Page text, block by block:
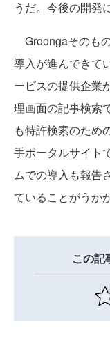
うだ。今後の開発
Groongaそのも
導入が進んできて
ービスの提供企業
理画面の記事検索
も特許検索のため
手ポータルサイト
ムでの導入も報告
ていることがうか
この記